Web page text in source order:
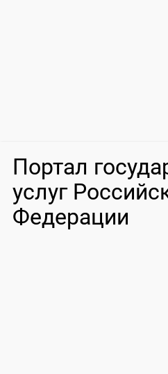
Портал
услуг
Федерации